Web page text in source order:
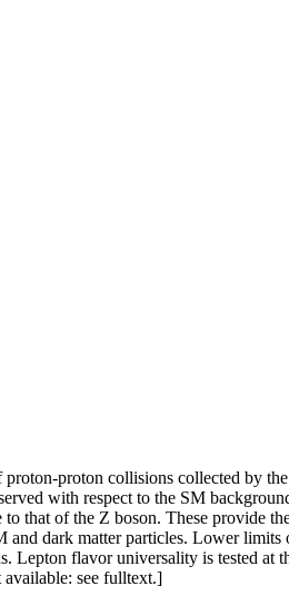
proton collisions collected by
with respect to the SM
that of the Z boson. These provide
and dark matter particles. Lower
Lepton flavor universality is tested at
see fulltext.]